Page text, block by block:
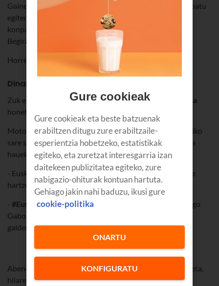
Gainera, izugarri gustatzen zaigu
, flipatu
egiten dugu 5,7”-ko Max Vision pantailarekin, diseinu
konpaktuarekin, 4000 mAh-ko bateria handiarekin...
Begiratzen diogu, eta horrelako bat nahi dugu!
Horregatik, smartphone hau zozkatzea erabaki dugu!
Dinamika
Zuk ere horrelako bat nahi baduzu, parte hartu
lehiaketa
honetan.
Motorolarekin bateraMoto E5bat oparituko dugu irudiko
sare sozialetan galderari erantzuten dioten eta baldintza
hauek betetzen dituzten pertsona guztien artean:
- Euskaltelen eta Motorolaren jarraitzaileak izatea, parte
hartzen ari diren sarean.
- #Euskaltel Moto E5traola erabiliz erantzutea “Aurtengo
Gabonetan, nori deituko zenioke zure moto E5arekin?”
galderari erantzutea, irudiko iruzkin batean:
Abenduaren 20ra arte (osteguna) parte har dezakezue, eta,
hilaren 21ean, ostiralean, jakinaraziko dugu nor den
Gure cookieak
Gure cookieak eta beste batzuenak
erabiltzen ditugu zure erabiltzaile-
esperientzia hobetzeko, estatistikak
egiteko, eta zuretzat interesgarria izan
daitekeen publizitatea egiteko, zure
nabigazio-ohiturak kontuan hartuta.
Gehiago jakin nahi baduzu, ikusi gure
cookie-politika
KONFIGURATU
ONARTU